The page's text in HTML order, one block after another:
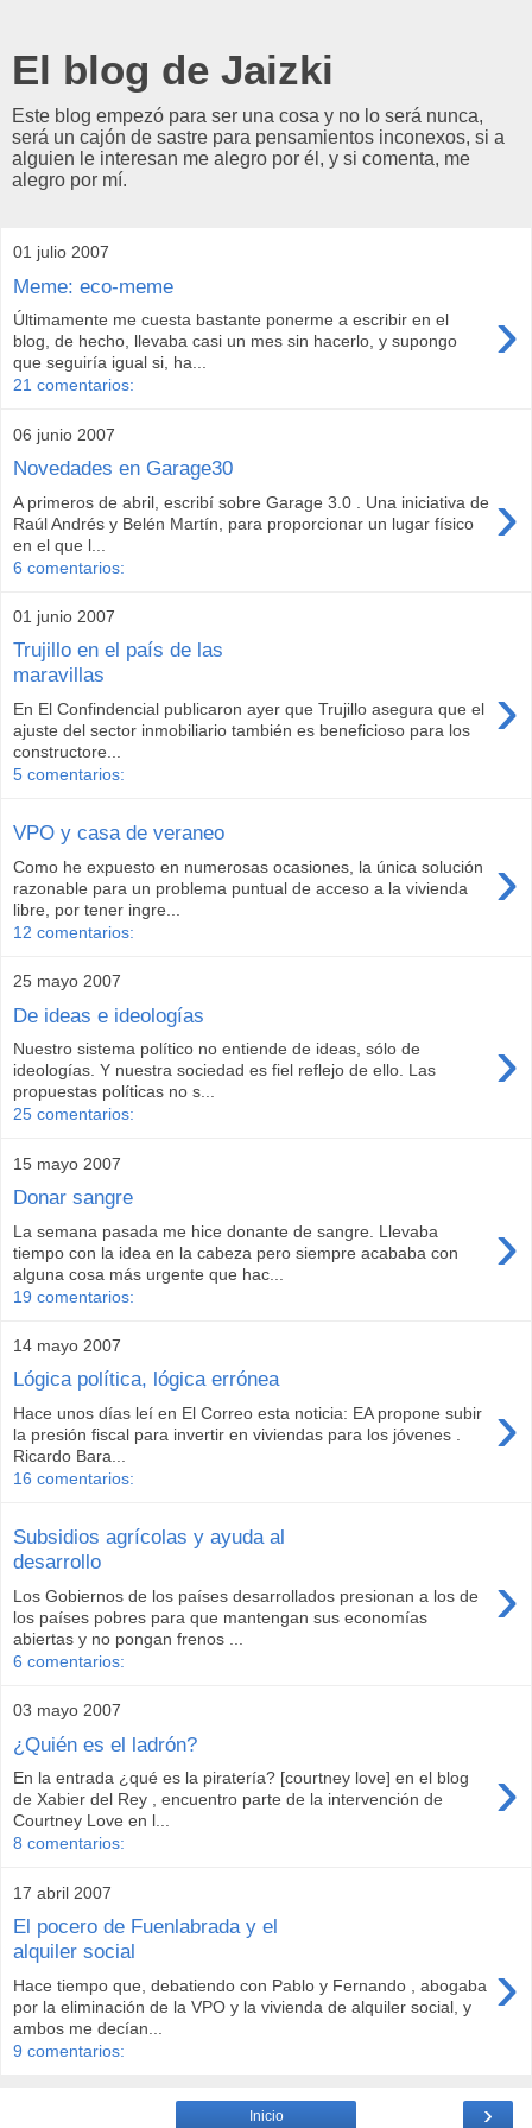
El blog de Jaizki
Este blog empezó para ser una cosa y no lo será nunca,
será un cajón de sastre para pensamientos inconexos, si a
alguien le interesan me alegro por él, y si comenta, me
alegro por mí.
01 julio 2007
Meme: eco-meme
›
Últimamente me cuesta bastante ponerme a escribir en el
blog, de hecho, llevaba casi un mes sin hacerlo, y supongo
que seguiría igual si, ha...
21 comentarios:
06 junio 2007
Novedades en Garage30
›
A primeros de abril, escribí sobre Garage 3.0 . Una iniciativa de
Raúl Andrés y Belén Martín, para proporcionar un lugar físico
en el que l...
6 comentarios:
01 junio 2007
Trujillo en el país de las
maravillas
›
En El Confindencial publicaron ayer que Trujillo asegura que el
ajuste del sector inmobiliario también es beneficioso para los
constructore...
5 comentarios:
VPO y casa de veraneo
›
Como he expuesto en numerosas ocasiones, la única solución
razonable para un problema puntual de acceso a la vivienda
libre, por tener ingre...
12 comentarios:
25 mayo 2007
De ideas e ideologías
›
Nuestro sistema político no entiende de ideas, sólo de
ideologías. Y nuestra sociedad es fiel reflejo de ello. Las
propuestas políticas no s...
25 comentarios:
15 mayo 2007
Donar sangre
›
La semana pasada me hice donante de sangre. Llevaba
tiempo con la idea en la cabeza pero siempre acababa con
alguna cosa más urgente que hac...
19 comentarios:
14 mayo 2007
Lógica política, lógica errónea
›
Hace unos días leí en El Correo esta noticia: EA propone subir
la presión fiscal para invertir en viviendas para los jóvenes .
Ricardo Bara...
16 comentarios:
Subsidios agrícolas y ayuda al
desarrollo
›
Los Gobiernos de los países desarrollados presionan a los de
los países pobres para que mantengan sus economías
abiertas y no pongan frenos ...
6 comentarios:
03 mayo 2007
¿Quién es el ladrón?
›
En la entrada ¿qué es la piratería? [courtney love] en el blog
de Xabier del Rey , encuentro parte de la intervención de
Courtney Love en l...
8 comentarios:
17 abril 2007
El pocero de Fuenlabrada y el
alquiler social
›
Hace tiempo que, debatiendo con Pablo y Fernando , abogaba
por la eliminación de la VPO y la vivienda de alquiler social, y
ambos me decían...
9 comentarios:
›
Inicio